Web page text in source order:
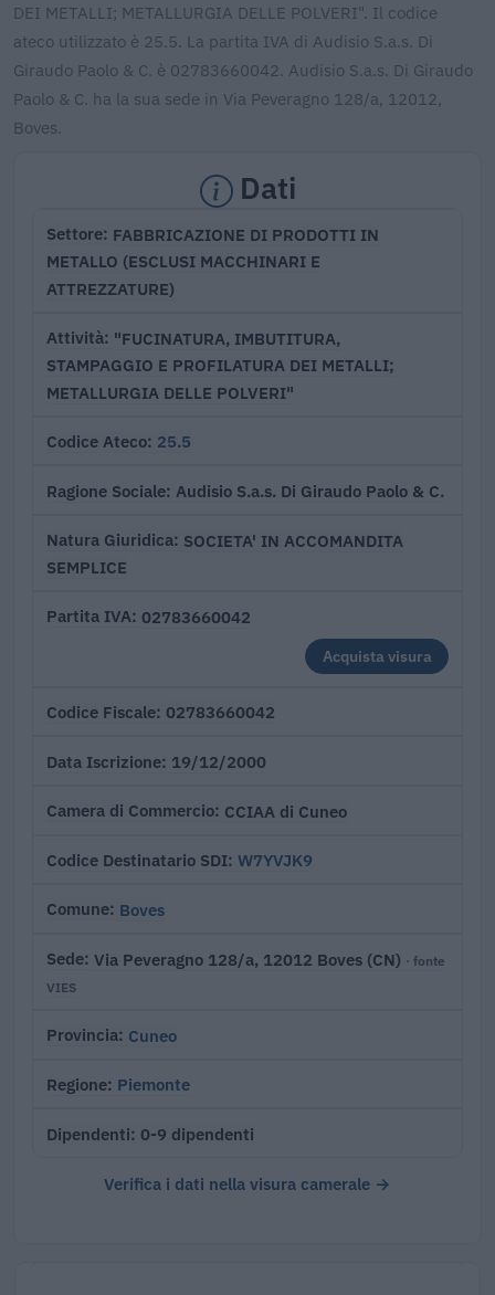
DEI METALLI; METALLURGIA DELLE POLVERI". Il codice
ateco utilizzato è 25.5. La partita IVA di Audisio S.a.s. Di
Giraudo Paolo & C. è 02783660042. Audisio S.a.s. Di Giraudo
Paolo & C. ha la sua sede in Via Peveragno 128/a, 12012,
Boves.
Dati
Settore FABBRICAZIONE DI PRODOTTI IN
METALLO (ESCLUSI MACCHINARI E
ATTREZZATURE)
Attività "FUCINATURA, IMBUTITURA,
STAMPAGGIO E PROFILATURA DEI METALLI;
METALLURGIA DELLE POLVERI"
Codice Ateco 25.5
Ragione Sociale Audisio S.a.s. Di Giraudo Paolo & C.
Natura Giuridica SOCIETA' IN ACCOMANDITA
SEMPLICE
Partita IVA 02783660042
Acquista visura
Codice Fiscale 02783660042
Data Iscrizione 19/12/2000
Camera di Commercio CCIAA di Cuneo
Codice Destinatario SDI W7YVJK9
Comune Boves
Sede Via Peveragno 128/a, 12012 Boves (CN) · fonte
VIES
Provincia Cuneo
Regione Piemonte
Dipendenti 0-9 dipendenti
Verifica i dati nella visura camerale →